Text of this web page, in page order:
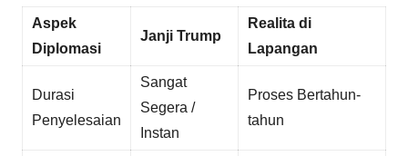
Aspek
Diplomasi
Janji Trump
Realita di
Lapangan
Durasi
Penyelesaian
Sangat
Segera /
Instan
Proses Bertahun-
tahun